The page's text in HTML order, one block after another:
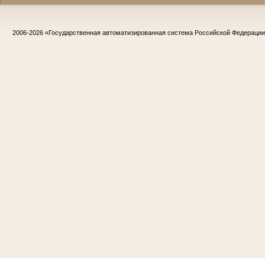
2006-2026 «Государственная автоматизированная система Российской